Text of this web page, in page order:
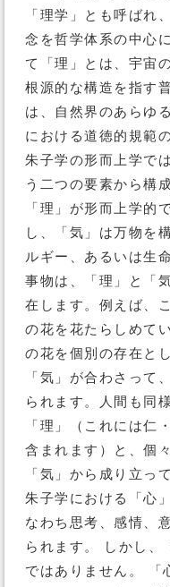
「理学」とも呼ばれ
念を哲学体系の中心
て「理」とは、宇宙
根源的な構造を指す
は、自然界のあらゆ
における道徳的規範
朱子学の形而上学で
う二つの要素から構
「理」が形而上学的
し、「気」は万物を
ルギー、あるいは生
事物は、「理」と「
在します。例えば、
の花を花たらしめて
の花を個別の存在と
「気」が合わさって
られます。人間も同
「理」（これには仁
含まれます）と、個
「気」から成り立っ
朱子学における「心
なわち思考、感情、
られます。 しかし、
ではありません。 「